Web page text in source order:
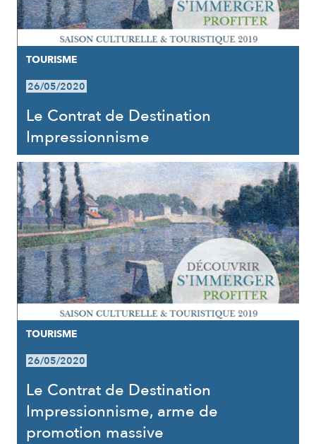
TOURISME
26/05/2020
Le Contrat de Destination
Impressionnisme
TOURISME
26/05/2020
Le Contrat de Destination
Impressionnisme, arme de
promotion massive